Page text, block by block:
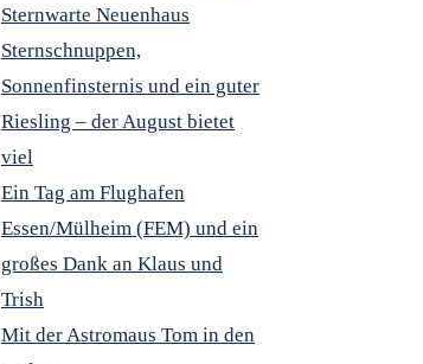
Sternwarte Neuenhaus
Sternschnuppen,
Sonnenfinsternis und ein guter
Riesling – der August bietet
viel
Ein Tag am Flughafen
Essen/Mülheim (FEM) und ein
großes Dank an Klaus und
Trish
Mit der Astromaus Tom in den